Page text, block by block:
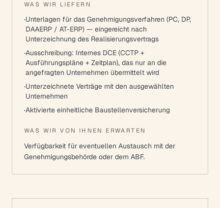
WAS WIR LIEFERN
·Unterlagen für das Genehmigungsverfahren (PC, DP,
DAAERP / AT-ERP) — eingereicht nach
Unterzeichnung des Realisierungsvertrags
·Ausschreibung: Internes DCE (CCTP +
Ausführungspläne + Zeitplan), das nur an die
angefragten Unternehmen übermittelt wird
·Unterzeichnete Verträge mit den ausgewählten
Unternehmen
·Aktivierte einheitliche Baustellenversicherung
WAS WIR VON IHNEN ERWARTEN
Verfügbarkeit für eventuellen Austausch mit der
Genehmigungsbehörde oder dem ABF.